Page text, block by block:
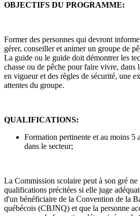
OBJECTIFS DU PROGRAMME:
Former des personnes qui devront
gérer, conseiller et animer un groupe de
La guide ou le guide doit démontrer les
chasse ou de pêche pour faire vivre, dans
en vigueur et des règles de sécurité, une
attentes du groupe.
QUALIFICATIONS:
Formation pertinente et au moins 5
dans le secteur;
La Commission scolaire peut à son gré ne
qualifications précitées si elle juge
d'un bénéficiaire de la Convention de la
québécois (CBJNQ) et que la personne